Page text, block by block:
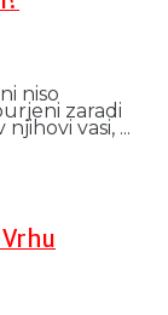
niso
zaradi
vasi, ...